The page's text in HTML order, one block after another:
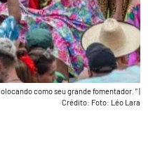
como seu grande fomentador. ”|
Crédito: Foto: Léo Lara